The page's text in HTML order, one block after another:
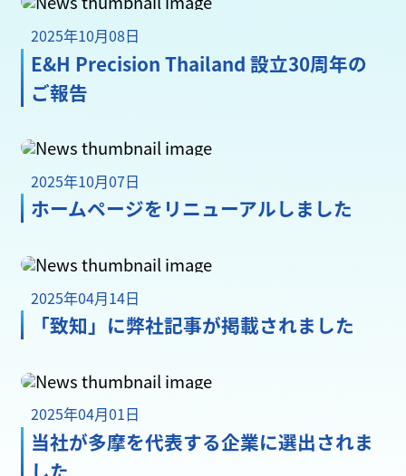
2025年10月08日
E&H Precision Thailand 設立30周年の
ご報告
2025年10月07日
ホームページをリニューアルしました
2025年04月14日
「致知」に弊社記事が掲載されました
2025年04月01日
当社が多摩を代表する企業に選出されま